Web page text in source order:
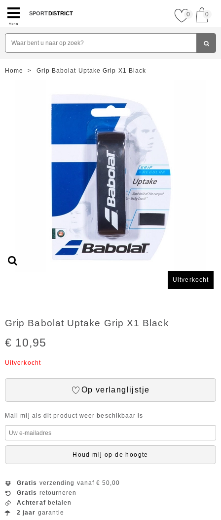
Menu
SPORTDISTRICT 0 0
Home > Grip Babolat Uptake Grip X1 Black
Uitverkocht
Grip Babolat Uptake Grip X1 Black
€ 10,95
Uitverkocht
Op verlanglijstje
Mail mij als dit product weer beschikbaar is
Houd mij op de hoogte
Gratis verzending vanaf € 50,00
Gratis retourneren
Achteraf betalen
2 jaar garantie